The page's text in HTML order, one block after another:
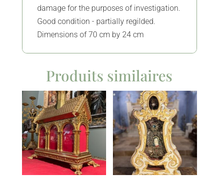
damage for the purposes of investigation.
Good condition - partially regilded.
Dimensions of 70 cm by 24 cm
Produits similaires